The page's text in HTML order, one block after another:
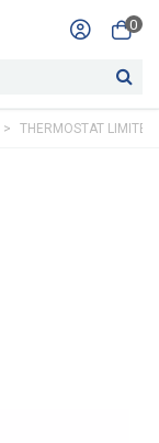
0
> THERMOSTAT